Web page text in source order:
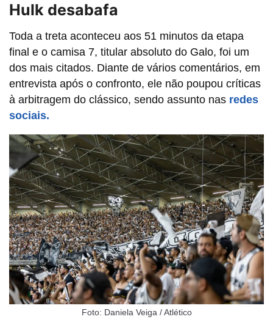
Hulk desabafa
Toda a treta aconteceu aos 51 minutos da etapa
final e o camisa 7, titular absoluto do Galo, foi um
dos mais citados. Diante de vários comentários, em
entrevista após o confronto, ele não poupou críticas
à arbitragem do clássico, sendo assunto nas redes
sociais.
Foto: Daniela Veiga / Atlético